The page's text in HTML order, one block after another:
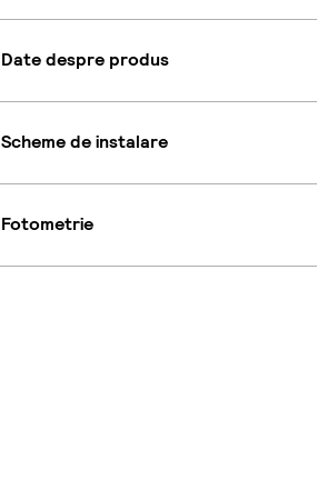
Date despre produs
Scheme de instalare
Fotometrie